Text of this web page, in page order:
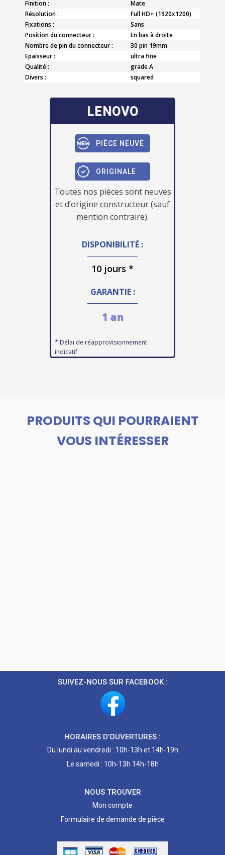
Finition :
Mate
Résolution :
Full HD+ (1920x1200)
Fixations :
Sans
Position du connecteur :
En bas à droite
Nombre de pin du connecteur :
30 pin 19mm
Epaisseur :
ultra fine
Qualité :
grade A
Divers :
squared
LENOVO
PIÈCE NEUVE
ORIGINALE
Toutes nos pièces sont neuves
et d’origine constructeur (sauf
mention contraire).
DISPONIBILITÉ :
10 jours *
GARANTIE :
1 an
* Délai de réapprovisionnement
indicatif
PRODUITS QUI POURRAIENT
VOUS INTÉRESSER
SUIVEZ-NOUS SUR FACEBOOK :
HORAIRES D’OUVERTURES :
Du lundi au vendredi : 10h-13h et 14h-19h
Le samedi : 10h-13h 14h-18h
NOUS TROUVER
Mon compte
Formulaire de demande de pièce